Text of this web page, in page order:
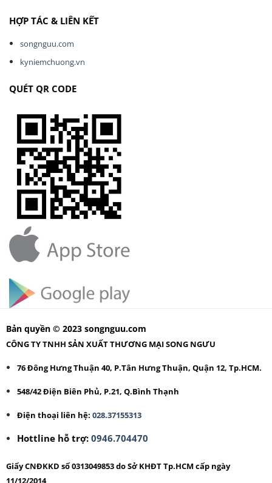
HỢP TÁC & LIÊN KẾT
songnguu.com
kyniemchuong.vn
QUÉT QR CODE
Bản quyền © 2023 songnguu.com
CÔNG TY TNHH SẢN XUẤT THƯƠNG MẠI SONG NGƯU
76 Đông Hưng Thuận 40, P.Tân Hưng Thuận, Quận 12, Tp.HCM.
548/42 Điện Biên Phủ, P.21, Q.Bình Thạnh
Điện thoại liên hệ: 028.37155313
Hottline hỗ trợ: 0946.704470
Giấy CNĐKKD số 0313049853 do Sở KHĐT Tp.HCM cấp ngày
11/12/2014